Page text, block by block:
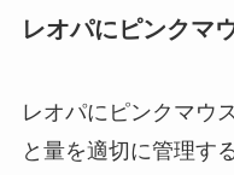
レオパにピンクマ
レオパにピンクマウ
と量を適切に管理す